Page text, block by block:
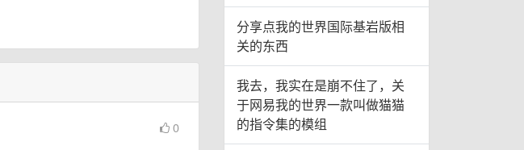
0
分享点我的世界国际基岩版相
关的东西
我去，我实在是崩不住了，关
于网易我的世界一款叫做猫猫
的指令集的模组